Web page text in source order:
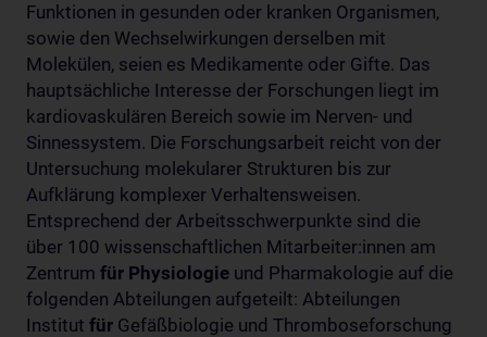
Funktionen in gesunden oder kranken Organismen,
sowie den Wechselwirkungen derselben mit
Molekülen, seien es Medikamente oder Gifte. Das
hauptsächliche Interesse der Forschungen liegt im
kardiovaskulären Bereich sowie im Nerven- und
Sinnessystem. Die Forschungsarbeit reicht von der
Untersuchung molekularer Strukturen bis zur
Aufklärung komplexer Verhaltensweisen.
Entsprechend der Arbeitsschwerpunkte sind die
über 100 wissenschaftlichen Mitarbeiter:innen am
Zentrum für Physiologie und Pharmakologie auf die
folgenden Abteilungen aufgeteilt: Abteilungen
Institut für Gefäßbiologie und Thromboseforschung